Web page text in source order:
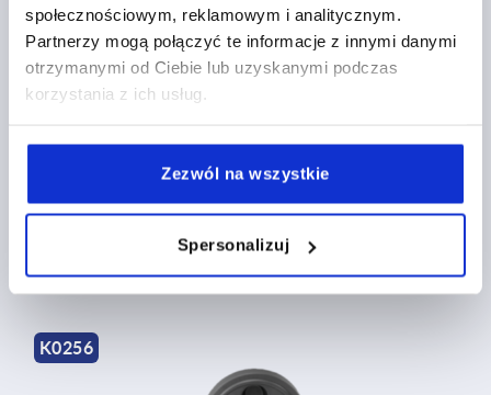
społecznościowym, reklamowym i analitycznym.
Partnerzy mogą połączyć te informacje z innymi danymi
otrzymanymi od Ciebie lub uzyskanymi podczas
korzystania z ich usług.
Zezwól na wszystkie
Spersonalizuj
K0256